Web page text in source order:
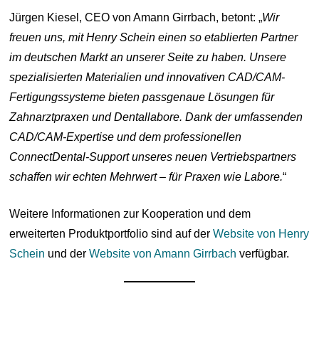
Jürgen Kiesel, CEO von Amann Girrbach, betont: „Wir
freuen uns, mit Henry Schein einen so etablierten Partner
im deutschen Markt an unserer Seite zu haben. Unsere
spezialisierten Materialien und innovativen CAD/CAM-
Fertigungssysteme bieten passgenaue Lösungen für
Zahnarztpraxen und Dentallabore. Dank der umfassenden
CAD/CAM-Expertise und dem professionellen
ConnectDental-Support unseres neuen Vertriebspartners
schaffen wir echten Mehrwert – für Praxen wie Labore.“
Weitere Informationen zur Kooperation und dem
erweiterten Produktportfolio sind auf derWebsite von Henry
Schein und derWebsite von Amann Girrbach verfügbar.